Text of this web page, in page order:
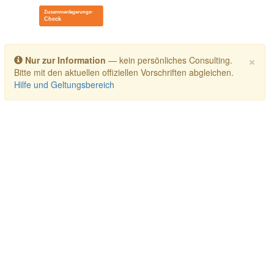
Toggle navigation
×
Nur zur Information — kein persönliches Consulting.
Bitte mit den aktuellen offiziellen Vorschriften abgleichen.
Hilfe und Geltungsbereich